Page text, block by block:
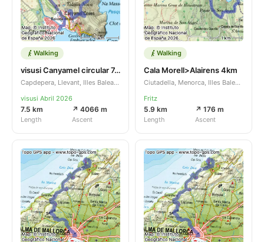
Walking
visusi Canyamel circular 7,5km
Capdepera, Llevant, Illes Balears, ES
visusi Abril 2026
7.5 km
Length
↗ 4066 m
Ascent
Walking
Cala Morell>Alairens 4km
Ciutadella, Menorca, Illes Balears, ES
Fritz
5.9 km
Length
↗ 176 m
Ascent